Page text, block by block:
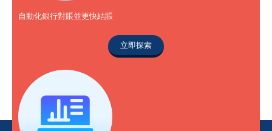
自動化銀行對賬並更快結賬
立即探索